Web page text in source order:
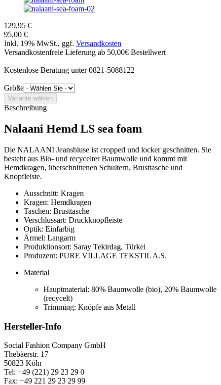
129,95 €
95,00 €
Inkl. 19% MwSt., ggf. Versandkosten
Versandkostenfreie Lieferung ab 50,00€ Bestellwert
Kostenlose Beratung unter 0821-5088122
Größe
Beschreibung
Nalaani Hemd LS sea foam
Die NALAANI Jeansbluse ist cropped und locker geschnitten. Sie
besteht aus Bio- und recycelter Baumwolle und kommt mit
Hemdkragen, überschnittenen Schultern, Brusttasche und
Knopfleiste.
Ausschnitt: Kragen
Kragen: Hemdkragen
Taschen: Brusttasche
Verschlussart: Druckknopfleiste
Optik: Einfarbig
Ärmel: Langarm
Produktionsort: Saray Tekirdag, Türkei
Produzent: PURE VILLAGE TEKSTIL A.S.
Material
Hauptmaterial: 80% Baumwolle (bio), 20% Baumwolle
(recycelt)
Trimming: Knöpfe aus Metall
Hersteller-Info
Social Fashion Company GmbH
Thebäerstr. 17
50823 Köln
Tel: +49 (221) 29 23 29 0
Fax: +49 221 29 23 29 99